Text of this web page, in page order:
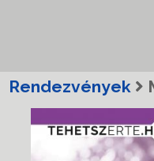
Rendezvények